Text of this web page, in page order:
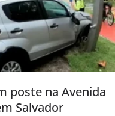
poste na Avenida
Salvador